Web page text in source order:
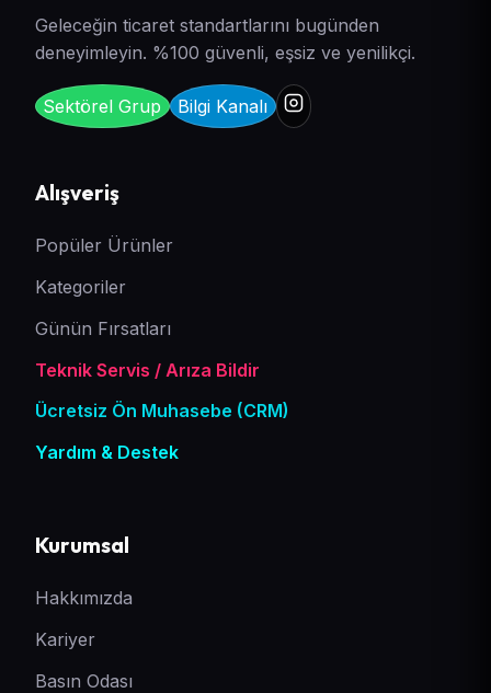
Geleceğin ticaret standartlarını bugünden
deneyimleyin. %100 güvenli, eşsiz ve yenilikçi.
Sektörel Grup Bilgi Kanalı
Alışveriş
Popüler Ürünler
Kategoriler
Günün Fırsatları
Teknik Servis / Arıza Bildir
Ücretsiz Ön Muhasebe (CRM)
Yardım & Destek
Kurumsal
Hakkımızda
Kariyer
Basın Odası